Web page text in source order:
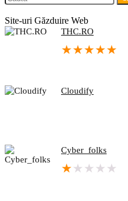
Site-uri Găzduire Web
THC.RO
★★★★★
Cloudify
Cyber_folks
★ ★ ★ ★ ★